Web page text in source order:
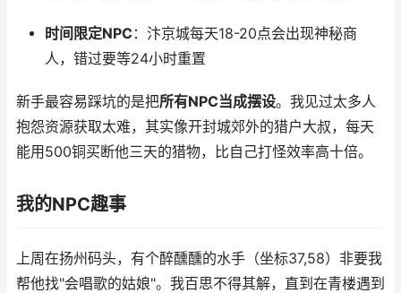
时间限定NPC：汴京城每天18-20点会出现神秘商
人，错过要等24小时重置
新手最容易踩坑的是把所有NPC当成摆设。我见过太多人
抱怨资源获取太难，其实像开封城郊外的猎户大叔，每天
能用500铜买断他三天的猎物，比自己打怪效率高十倍。
我的NPC趣事
上周在扬州码头，有个醉醺醺的水手（坐标37,58）非要我
帮他找"会唱歌的姑娘"。我百思不得其解，直到在青楼遇到